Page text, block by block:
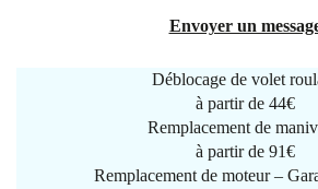
Envoyer un
Déblocage de volet
à partir de 44€
Remplacement de
à partir de 91€
Remplacement de moteur –